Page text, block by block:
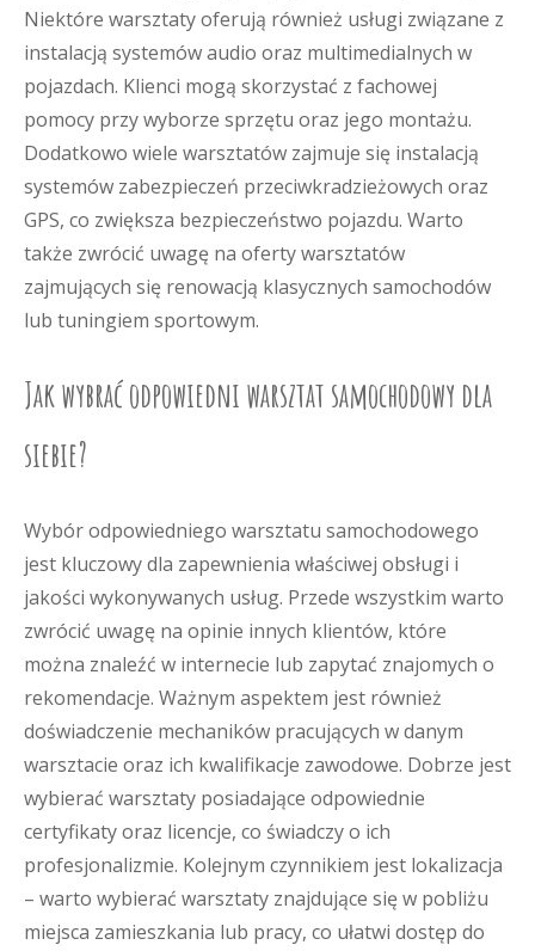
Niektóre warsztaty oferują również usługi związane z
instalacją systemów audio oraz multimedialnych w
pojazdach. Klienci mogą skorzystać z fachowej
pomocy przy wyborze sprzętu oraz jego montażu.
Dodatkowo wiele warsztatów zajmuje się instalacją
systemów zabezpieczeń przeciwkradzieżowych oraz
GPS, co zwiększa bezpieczeństwo pojazdu. Warto
także zwrócić uwagę na oferty warsztatów
zajmujących się renowacją klasycznych samochodów
lub tuningiem sportowym.
Jak wybrać odpowiedni warsztat samochodowy dla
siebie?
Wybór odpowiedniego warsztatu samochodowego
jest kluczowy dla zapewnienia właściwej obsługi i
jakości wykonywanych usług. Przede wszystkim warto
zwrócić uwagę na opinie innych klientów, które
można znaleźć w internecie lub zapytać znajomych o
rekomendacje. Ważnym aspektem jest również
doświadczenie mechaników pracujących w danym
warsztacie oraz ich kwalifikacje zawodowe. Dobrze jest
wybierać warsztaty posiadające odpowiednie
certyfikaty oraz licencje, co świadczy o ich
profesjonalizmie. Kolejnym czynnikiem jest lokalizacja
– warto wybierać warsztaty znajdujące się w pobliżu
miejsca zamieszkania lub pracy, co ułatwi dostęp do